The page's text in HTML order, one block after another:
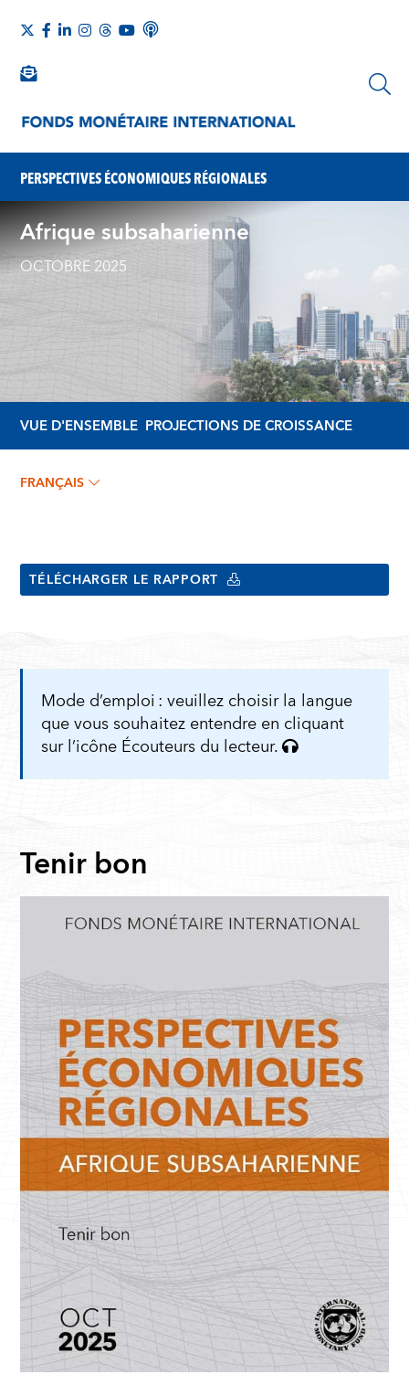
PERSPECTIVES ÉCONOMIQUES RÉGIONALES
Afrique subsaharienne
OCTOBRE 2025
VUE D'ENSEMBLE PROJECTIONS DE CROISSANCE
FRANÇAIS
TÉLÉCHARGER LE RAPPORT
Mode d’emploi : veuillez choisir la langue
que vous souhaitez entendre en cliquant
sur l’icône Écouteurs du lecteur.
Tenir bon